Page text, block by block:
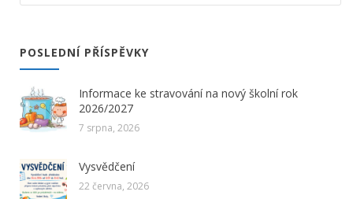
POSLEDNÍ PŘÍSPĚVKY
Informace ke stravování na nový školní rok
2026/2027
7 srpna, 2026
Vysvědčení
22 června, 2026